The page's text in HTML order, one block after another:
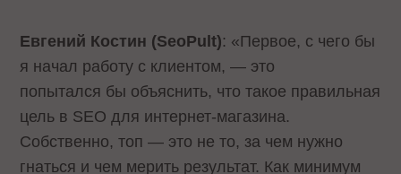
Евгений Костин (SeoPult): «Первое, с чего бы
я начал работу с клиентом, — это
попытался бы объяснить, что такое правильная
цель в SEO для интернет-магазина.
Собственно, топ — это не то, за чем нужно
гнаться и чем мерить результат. Как минимум